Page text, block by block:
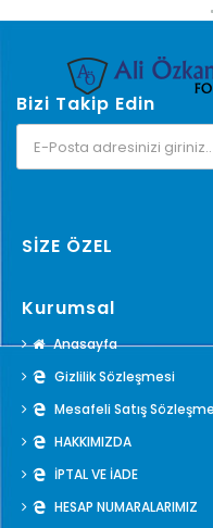
Bizi Takip Edin
SİZE ÖZEL
Kurumsal
Anasayfa
Gizlilik Sözleşmesi
Mesafeli Satış
HAKKIMIZDA
İPTAL VE İADE
HESAP NUMARALARIMIZ